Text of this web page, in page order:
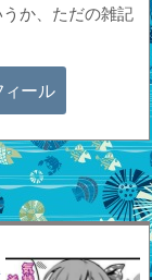
か、ただの雑記
ィール